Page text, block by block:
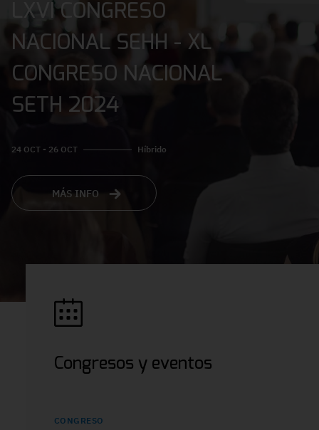
LXVI CONGRESO
NACIONAL SEHH - XL
CONGRESO NACIONAL
SETH 2024
24 OCT - 26 OCT Híbrido
MÁS INFO
Congresos y eventos
CONGRESO